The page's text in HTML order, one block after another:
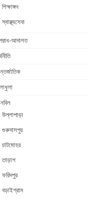
শিক্ষাঙ্গন
স্বাস্থ্যসেবা
আদালত
উল্লাপাড়া
গুরুদাসপুর
চাটমোহর
তাড়াশ
ফরিদপুর
বড়াইগ্রাম